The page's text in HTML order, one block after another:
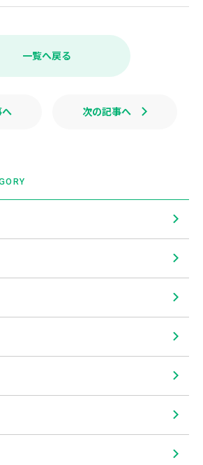
i
e
一覧へ戻る
次の記事へ